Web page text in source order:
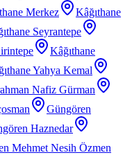
Merkez
Kâğıthane
Seyrantepe
Kâğıthane
Yahya Kemal
Nafiz Gürman
Güngören
Haznedar
Mehmet Nesih Özmen